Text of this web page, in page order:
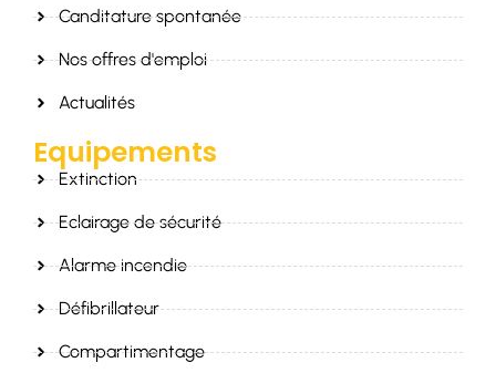
Canditature spontanée
Nos offres d'emploi
Actualités
Equipements
Extinction
Eclairage de sécurité
Alarme incendie
Défibrillateur
Compartimentage